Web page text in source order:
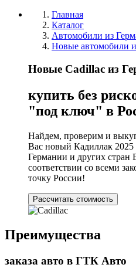
Главная
Каталог
Автомобили из
Новые автомобили
Новые Cadillac из
купить без
"под ключ" в
Найдем, проверим и
Вас новый Кадиллак
Германии и других
соответствии со всеми
точку России!
Рассчитать стоимость
Преимущества
заказа авто в ГТК Авто